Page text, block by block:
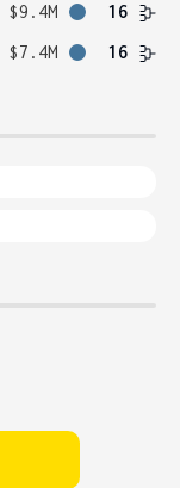
$9.4M
16
$7.4M 16